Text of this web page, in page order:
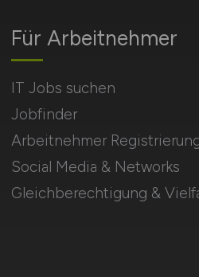
Für Arbeitnehmer
IT Jobs suchen
Jobfinder
Arbeitnehmer
Social Media & Networks
Gleichberechtigung &